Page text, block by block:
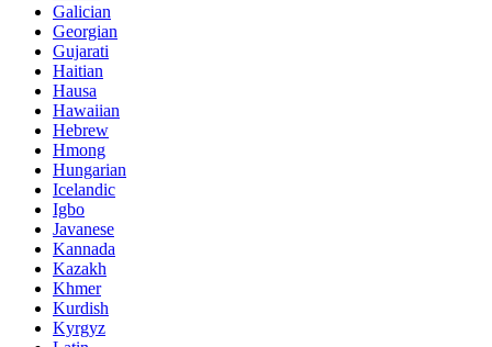
Galician
Georgian
Gujarati
Haitian
Hausa
Hawaiian
Hebrew
Hmong
Hungarian
Icelandic
Igbo
Javanese
Kannada
Kazakh
Khmer
Kurdish
Kyrgyz